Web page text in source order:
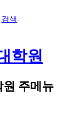
검색
학원
원 주메뉴